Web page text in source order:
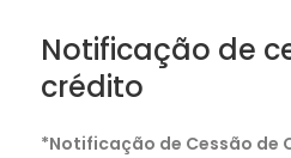
Notificação de
crédito
*Notificação de Cessão de